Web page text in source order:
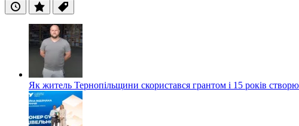
ОстанніПопулярні
Теги
Як житель Тернопільщини скористався грантом і 15 років